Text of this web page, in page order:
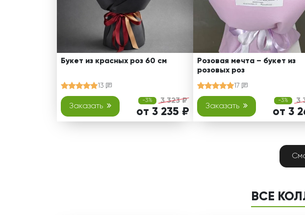
Букет из красных роз 60 см
13
Заказать
-3% 3 323 ₽
от 3 235 ₽
Розовая мечта – букет из
розовых роз
17
Заказать
-3% 3
от 3
ВСЕ